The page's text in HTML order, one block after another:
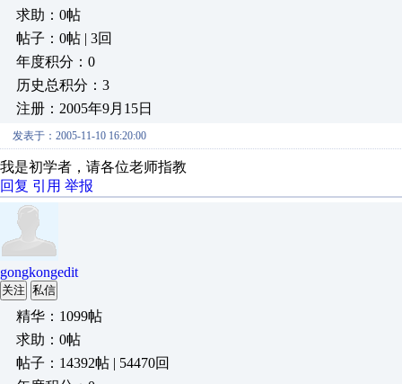
求助：0帖
帖子：0帖 | 3回
年度积分：0
历史总积分：3
注册：2005年9月15日
发表于：2005-11-10 16:20:00
我是初学者，请各位老师指教
回复 引用 举报
gongkongedit
关注 私信
精华：1099帖
求助：0帖
帖子：14392帖 | 54470回